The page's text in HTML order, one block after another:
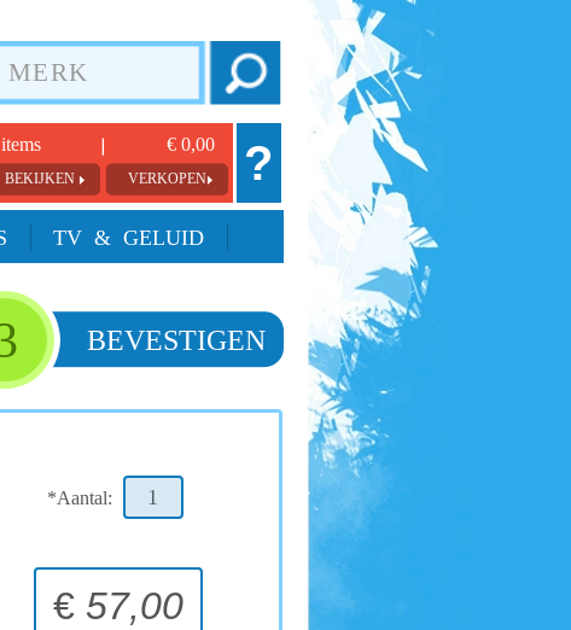
€ 0,00
BEKIJKEN VERKOPEN ?
TV & GELUID
BEVESTIGEN
*Aantal:
€ 57,00